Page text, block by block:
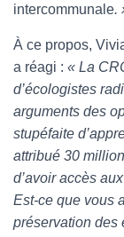
intercommunale.
À ce propos,
a réagi : « La
d’écologistes
arguments des
stupéfaite
attribué 30
d’avoir accès
Est-ce que vous
préservation des